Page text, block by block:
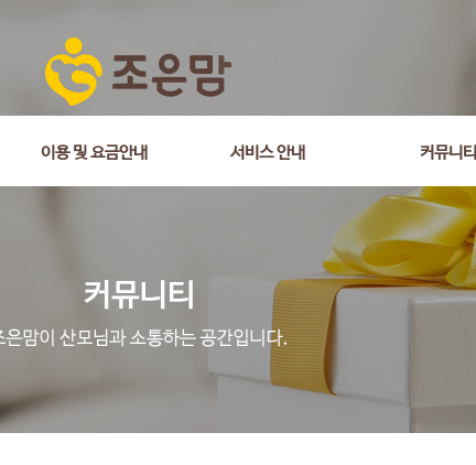
이용 및 요금안내 서비스 안내 커뮤니티